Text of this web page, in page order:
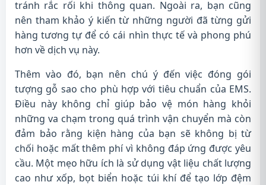
tránh rắc rối khi thông quan. Ngoài ra, bạn cũng
nên tham khảo ý kiến từ những người đã từng gửi
hàng tương tự để có cái nhìn thực tế và phong phú
hơn về dịch vụ này.
Thêm vào đó, bạn nên chú ý đến việc đóng gói
tượng gỗ sao cho phù hợp với tiêu chuẩn của EMS.
Điều này không chỉ giúp bảo vệ món hàng khỏi
những va chạm trong quá trình vận chuyển mà còn
đảm bảo rằng kiện hàng của bạn sẽ không bị từ
chối hoặc mất thêm phí vì không đáp ứng được yêu
cầu. Một mẹo hữu ích là sử dụng vật liệu chất lượng
cao như xốp, bọt biển hoặc túi khí để tạo lớp đệm